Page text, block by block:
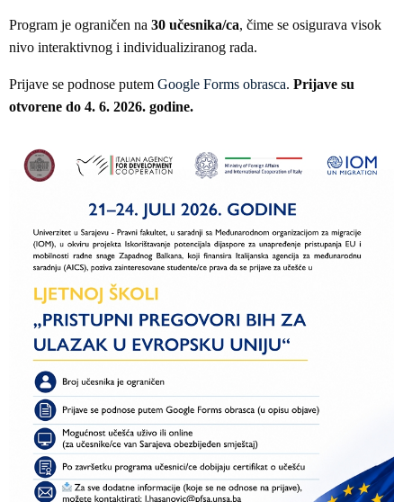
Program je ograničen na 30 učesnika/ca, čime se osigurava visok
nivo interaktivnog i individualiziranog rada.
Prijave se podnose putem Google Forms obrasca. Prijave su
otvorene do 4. 6. 2026. godine.